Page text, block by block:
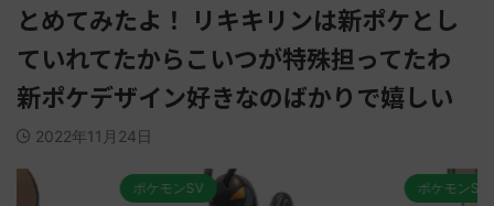
とめてみたよ！ リキキリンは新ポケとし
ていれてたからこいつが特殊担ってたわ
新ポケデザイン好きなのばかりで嬉しい
2022年11月24日
ポケモンSV ポケモンSV